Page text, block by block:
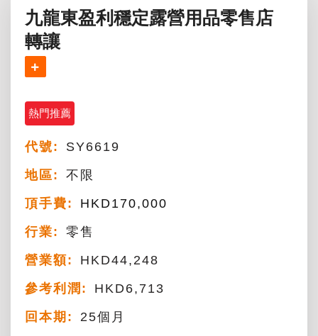
九龍東盈利穩定露營用品零售店
轉讓
熱門推薦
代號:
SY6619
地區:
不限
頂手費:
HKD170,000
行業:
零售
營業額:
HKD44,248
參考利潤:
HKD6,713
回本期:
25個月